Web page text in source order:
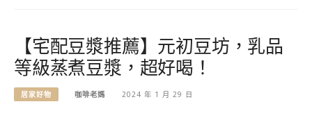
【宅配豆漿推薦】元初豆坊，乳品
等級蒸煮豆漿，超好喝！
居家好物 咖啡老媽 2024 年 1 月 29 日